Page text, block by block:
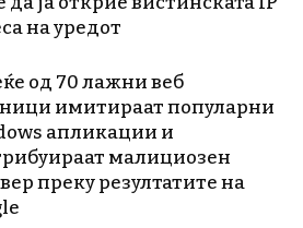
на уредот
од 70 лажни веб
имитираат популарни
апликации и
малициозен
преку резултатите на